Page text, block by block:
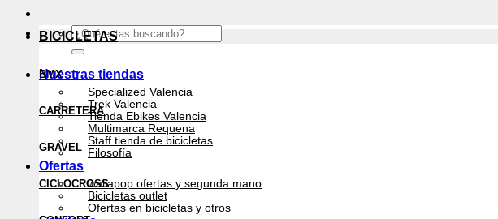
Buscar
por:
Nuestras tiendas
Specialized Valencia
Trek Valencia
Tienda Ebikes Valencia
Multimarca Requena
Staff tienda de bicicletas
Filosofía
Ofertas
wallapop ofertas y segunda mano
Bicicletas outlet
Ofertas en bicicletas y otros
BICICLETAS
BMX
CARRETERA
GRAVEL
CICLOCROSS